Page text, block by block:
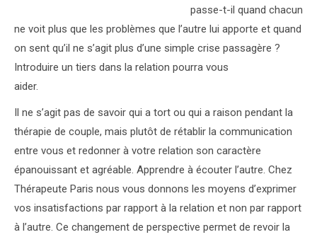
passe-t-il quand chacun
ne voit plus que les problèmes que l’autre lui apporte et quand
on sent qu’il ne s’agit plus d’une simple crise passagère ?
Introduire un tiers dans la relation pourra vous
aider.
Il ne s’agit pas de savoir qui a tort ou qui a raison pendant la
thérapie de couple, mais plutôt de rétablir la communication
entre vous et redonner à votre relation son caractère
épanouissant et agréable. Apprendre à écouter l’autre. Chez
Thérapeute Paris nous vous donnons les moyens d’exprimer
vos insatisfactions par rapport à la relation et non par rapport
à l’autre. Ce changement de perspective permet de revoir la